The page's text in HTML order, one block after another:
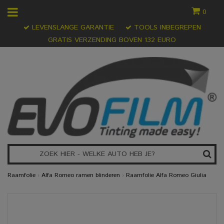
0
GRATIS VERZENDING BOVEN 132 EURO
LEVENSLANGE GARANTIE TOOLS INBEGREPEN
Raamfolie › Alfa Romeo ramen blinderen › Raamfolie Alfa Romeo Giulia